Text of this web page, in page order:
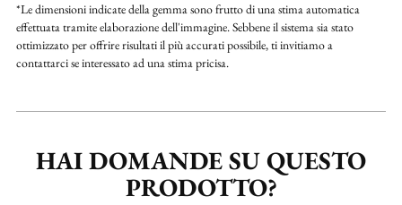
*Le dimensioni indicate della gemma sono frutto di una stima automatica
effettuata tramite elaborazione dell'immagine. Sebbene il sistema sia stato
ottimizzato per offrire risultati il più accurati possibile, ti invitiamo a
contattarci se interessato ad una stima pricisa.
HAI DOMANDE SU QUESTO
PRODOTTO?